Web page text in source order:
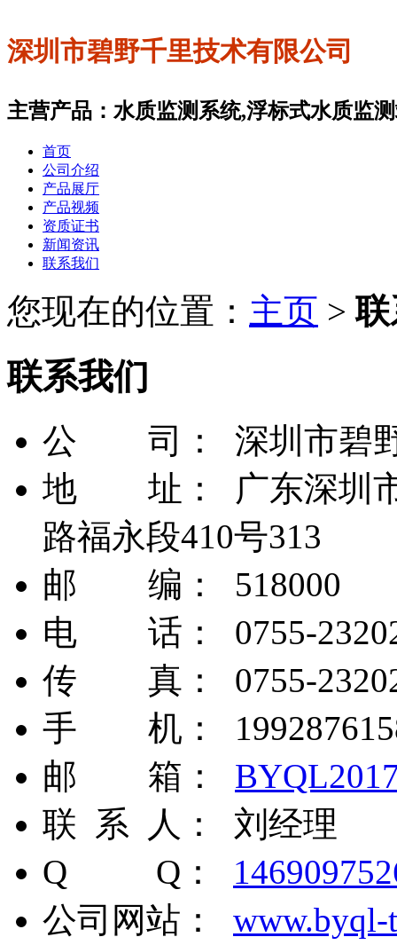
深圳市碧野千里技术有限公司
主营产品：水质监测系统,浮标式水质监
首页
公司介绍
产品展厅
产品视频
资质证书
新闻资讯
联系我们
您现在的位置： 主页 >
联系我们
公 司： 深圳市碧野
地 址： 广东深圳市
路福永段410号313
邮 编： 518000
电 话： 0755-
传 真： 0755-
手 机：
邮 箱：
联 系 人： 刘经理
Q Q：
公司网站： www.byql-